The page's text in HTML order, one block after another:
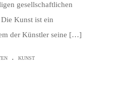
gesellschaftlichen
Kunst ist ein
der Künstler seine […]
. KUNST